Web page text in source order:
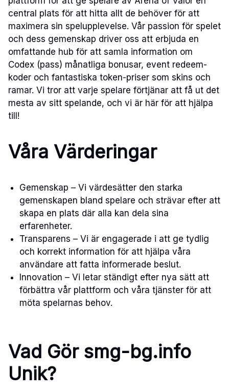
central plats för att hitta allt de behöver för att
maximera sin spelupplevelse. Vår passion för spelet
och dess gemenskap driver oss att erbjuda en
omfattande hub för att samla information om
Codex (pass) månatliga bonusar, event redeem-
koder och fantastiska token-priser som skins och
ramar. Vi tror att varje spelare förtjänar att få ut det
mesta av sitt spelande, och vi är här för att hjälpa
till!
Våra Värderingar
Gemenskap – Vi värdesätter den starka
gemenskapen bland spelare och strävar efter att
skapa en plats där alla kan dela sina
erfarenheter.
Transparens – Vi är engagerade i att ge tydlig
och korrekt information för att hjälpa våra
användare att fatta informerade beslut.
Innovation – Vi letar ständigt efter nya sätt att
förbättra vår plattform och våra tjänster för att
möta spelarnas behov.
Vad Gör smg-bg.info
Unik?